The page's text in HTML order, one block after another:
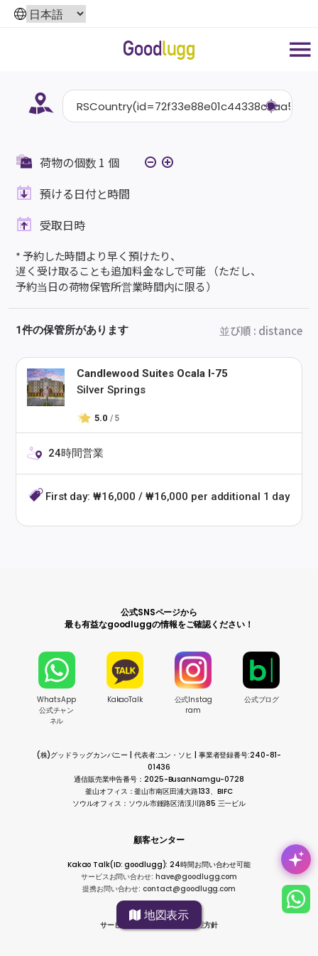
荷物の個数 1 個
預ける日付と時間
受取日時
* 予約した時間より早く預けたり、
遅く受け取ることも追加料金なしで可能 （ただし、
予約当日の荷物保管所営業時間内に限る）
1件の保管所があります 並び順 : distance
Candlewood Suites Ocala I-75
Silver Springs
5.0 / 5
24時間営業
First day: ₩16,000 / ₩16,000 per additional 1 day
地図表示
公式SNSページから
最も有益なgoodluggの情報をご確認ください！
WhatsApp
公式チャン
ネル
KakaoTalk
公式Instag
ram
公式ブログ
(株)グッドラッグカンパニー | 代表者:ユン・ソヒ | 事業者登録番号:240-81-
01436
通信販売業申告番号：2025-BusanNamgu-0728
釜山オフィス：釜山市南区田浦大路133、BIFC
ソウルオフィス：ソウル市鍾路区清渓川路85 三一ビル
顧客センター
Kakao Talk(ID: goodlugg): 24時間お問い合わせ可能
サービスお問い合わせ: have@goodlugg.com
提携お問い合わせ: contact@goodlugg.com
サービス利用規約 個人情報処理方針